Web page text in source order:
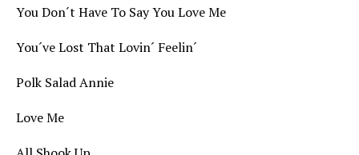
You Don´t Have To Say You Love Me
You´ve Lost That Lovin´ Feelin´
Polk Salad Annie
Love Me